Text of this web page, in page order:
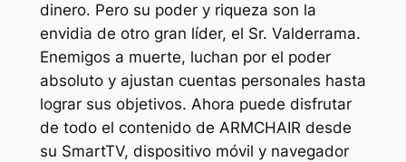
dinero. Pero su poder y riqueza son la
envidia de otro gran líder, el Sr. Valderrama.
Enemigos a muerte, luchan por el poder
absoluto y ajustan cuentas personales hasta
lograr sus objetivos. Ahora puede disfrutar
de todo el contenido de ARMCHAIR desde
su SmartTV, dispositivo móvil y navegador